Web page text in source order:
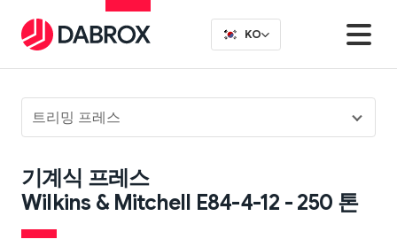
트리밍 프레스
기계식 프레스
Wilkins & Mitchell E84-4-12 - 250 톤